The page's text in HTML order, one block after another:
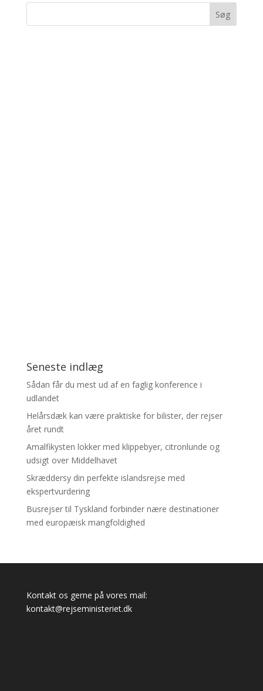
Seneste indlæg
Sådan får du mest ud af en faglig konference i
udlandet
Helårsdæk kan være praktiske for bilister, der rejser
året rundt
Amalfikysten lokker med klippebyer, citronlunde og
udsigt over Middelhavet
Skræddersy din perfekte islandsrejse med
ekspertvurdering
Busrejser til Tyskland forbinder nære destinationer
med europæisk mangfoldighed
Kontakt os gerne på vores mail:
kontakt@rejseministeriet.dk